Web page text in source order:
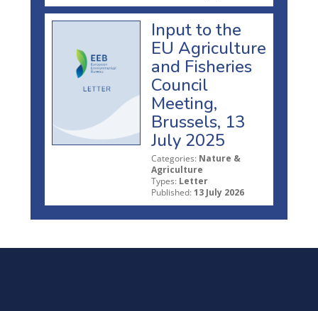
Input to the
EU Agriculture
and Fisheries
Council
Meeting,
Brussels, 13
July 2025
Categories: Nature &
Agriculture
Types: Letter
Published: 13 July 2026